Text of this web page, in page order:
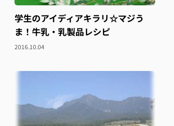
学生のアイディアキラリ☆マジう
ま！牛乳・乳製品レシピ
2016.10.04